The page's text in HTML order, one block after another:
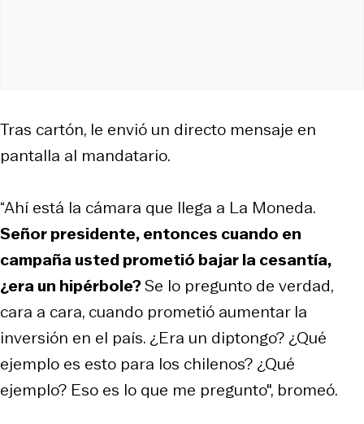
Tras cartón, le envió un directo mensaje en
pantalla al mandatario.
“Ahí está la cámara que llega a La Moneda.
Señor presidente, entonces cuando en
campaña usted prometió bajar la cesantía,
¿era un hipérbole?Se lo pregunto de verdad,
cara a cara, cuando prometió aumentar la
inversión en el país. ¿Era un diptongo? ¿Qué
ejemplo es esto para los chilenos? ¿Qué
ejemplo? Eso es lo que me pregunto", bromeó.